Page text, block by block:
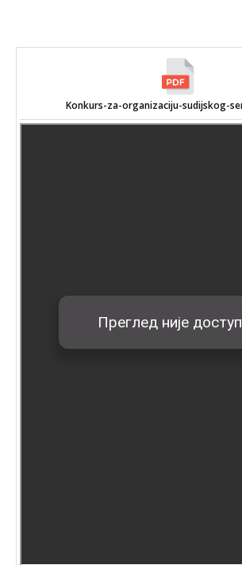
Konkurs-za-organizaciju-sudijskog-